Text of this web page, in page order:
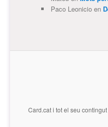
Paco Leonicioen
Card.cati tot el seu